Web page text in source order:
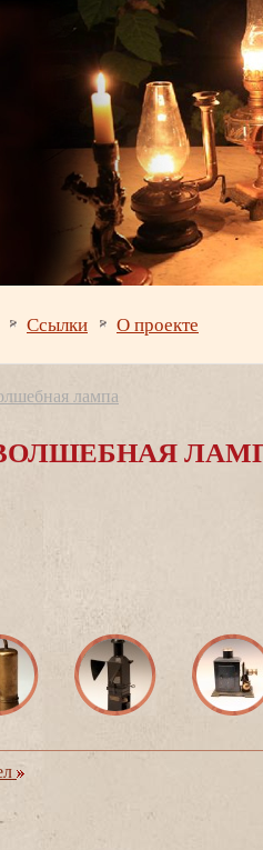
Ссылки О проекте
лампа